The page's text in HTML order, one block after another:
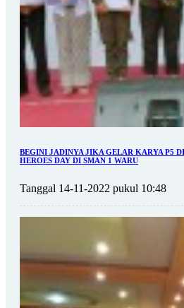
BEGINI JADINYA JIKA GELAR KARYA P5
HEROES DAY DI SMAN 1 WARU
Tanggal 14-11-2022 pukul 10:48